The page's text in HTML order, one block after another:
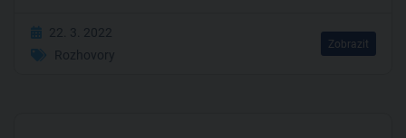
22. 3. 2022
Rozhovory
Zobrazit